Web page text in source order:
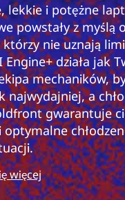
lekkie i potężne
powstały z myślą
którzy nie uznają
Engine+ działa jak
mechaników,
najwydajniej, a
gwarantuje
optymalne
więcej